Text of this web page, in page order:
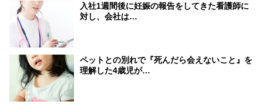
入社1週間後に妊娠の報告をしてきた看護師に
対し、会社は…
ペットとの別れで『死んだら会えないこと』を
理解した4歳児が…